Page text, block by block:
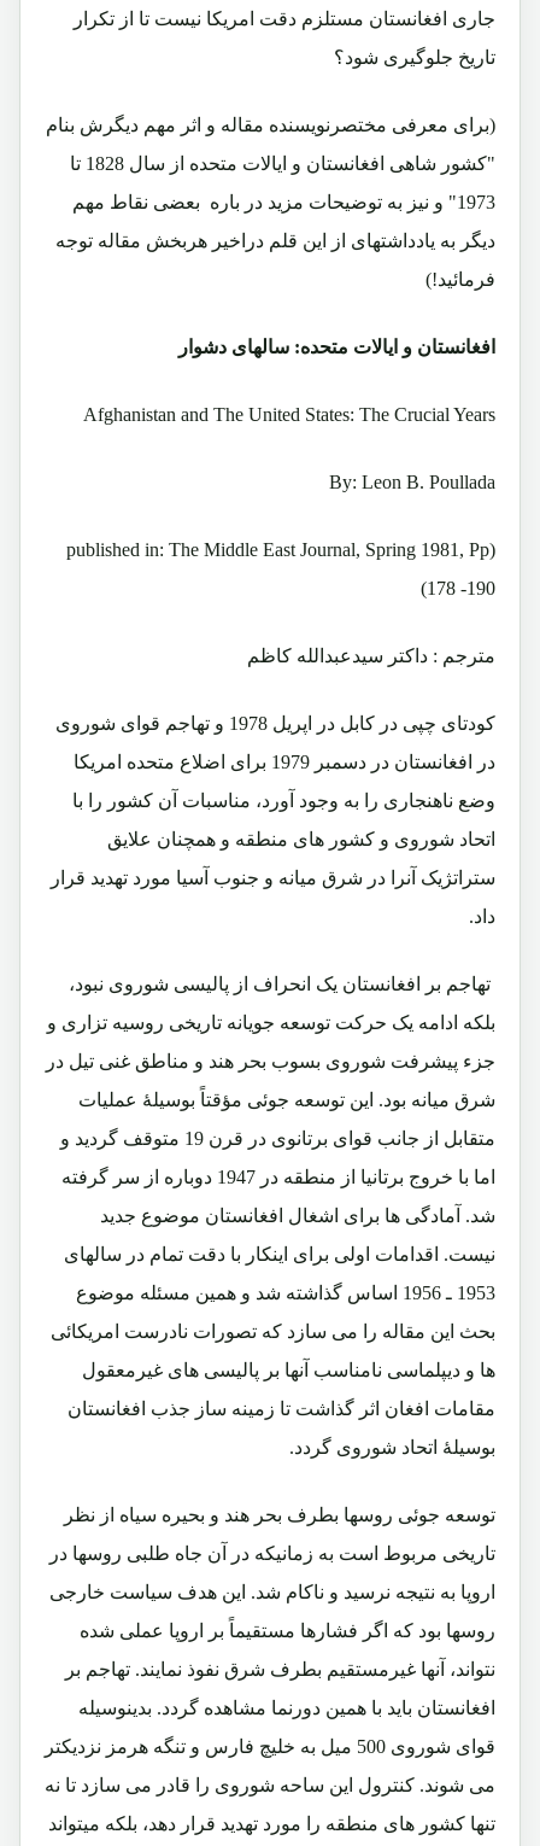
جاری افغانستان مستلزم دقت امریکا نیست تا از تکرار
تاریخ جلوگیری شود؟
(برای معرفی مختصرنویسنده مقاله و اثر مهم دیگرش بنام
"کشور شاهی افغانستان و ایالات متحده از سال 1828 تا
1973" و نیز به توضیحات مزید در باره بعضی نقاط مهم
دیگر به یادداشتهای از این قلم دراخیر هربخش مقاله توجه
فرمائید!)
افغانستان و ایالات متحده: سالهای دشوار
Afghanistan and The United States: The Crucial Years
By: Leon B. Poullada
(published in: The Middle East Journal, Spring 1981, Pp
178 -190)
مترجم : داکتر سیدعبدالله کاظم
کودتای چپی در کابل در اپریل 1978 و تهاجم قوای شوروی
در افغانستان در دسمبر 1979 برای اضلاع متحده امریکا
وضع ناهنجاری را به وجود آورد، مناسبات آن کشور را با
اتحاد شوروی و کشور های منطقه و همچنان علایق
ستراتژیک آنرا در شرق میانه و جنوب آسیا مورد تهدید قرار
داد.
تهاجم بر افغانستان یک انحراف از پالیسی شوروی نبود،
بلکه ادامه یک حرکت توسعه جویانه تاریخی روسیه تزاری و
جزء پیشرفت شوروی بسوب بحر هند و مناطق غنی تیل در
شرق میانه بود. این توسعه جوئی مؤقتاً بوسیلۀ عملیات
متقابل از جانب قوای برتانوی در قرن 19 متوقف گردید و
اما با خروج برتانیا از منطقه در 1947 دوباره از سر گرفته
شد. آمادگی ها برای اشغال افغانستان موضوع جدید
نیست. اقدامات اولی برای اینکار با دقت تمام در سالهای
1953 ـ 1956 اساس گذاشته شد و همین مسئله موضوع
بحث این مقاله را می سازد که تصورات نادرست امریکائی
ها و دیپلماسی نامناسب آنها بر پالیسی های غیرمعقول
مقامات افغان اثر گذاشت تا زمینه ساز جذب افغانستان
بوسیلۀ اتحاد شوروی گردد.
توسعه جوئی روسها بطرف بحر هند و بحیره سیاه از نظر
تاریخی مربوط است به زمانیکه در آن جاه طلبی روسها در
اروپا به نتیجه نرسید و ناکام شد. این هدف سیاست خارجی
روسها بود که اگر فشارها مستقیماً بر اروپا عملی شده
نتواند، آنها غیرمستقیم بطرف شرق نفوذ نمایند. تهاجم بر
افغانستان باید با همین دورنما مشاهده گردد. بدینوسیله
قوای شوروی 500 میل به خلیچ فارس و تنگه هرمز نزدیکتر
می شوند. کنترول این ساحه شوروی را قادر می سازد تا نه
تنها کشور های منطقه را مورد تهدید قرار دهد، بلکه میتواند